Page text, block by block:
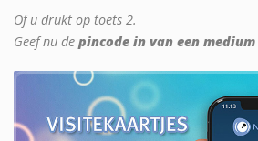
Of u drukt op toets 2.
Geef nu de pincode in van een medium